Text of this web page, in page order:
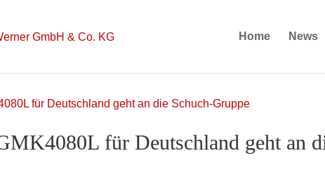
Home News
für Deutschland geht an